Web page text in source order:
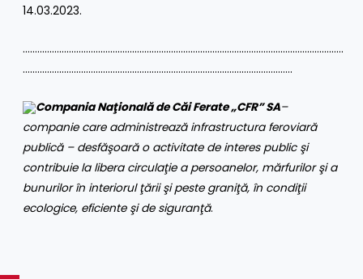
14.03.2023.
……………………………………………………………………………………………………………………
…………………………………………………………………………………………………
Compania Naţională de Căi Ferate „CFR” SA–
companie care administrează infrastructura feroviară
publică – desfăşoară o activitate de interes public şi
contribuie la libera circulaţie a persoanelor, mărfurilor şi a
bunurilor în interiorul ţării şi peste graniţă, în condiţii
ecologice, eficiente şi de siguranţă.